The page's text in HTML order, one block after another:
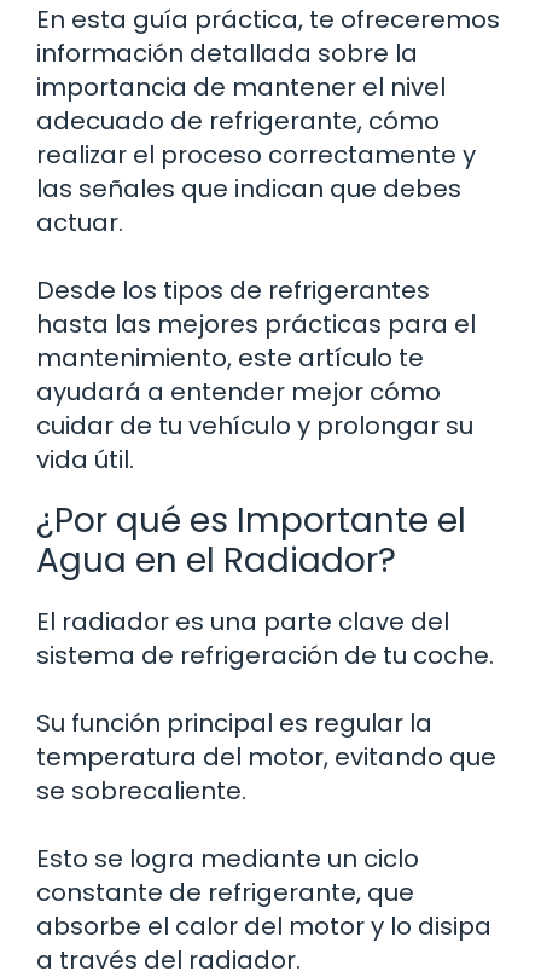
En esta guía práctica, te ofreceremos
información detallada sobre la
importancia de mantener el nivel
adecuado de refrigerante, cómo
realizar el proceso correctamente y
las señales que indican que debes
actuar.
Desde los tipos de refrigerantes
hasta las mejores prácticas para el
mantenimiento, este artículo te
ayudará a entender mejor cómo
cuidar de tu vehículo y prolongar su
vida útil.
¿Por qué es Importante el
Agua en el Radiador?
El radiador es una parte clave del
sistema de refrigeración de tu coche.
Su función principal es regular la
temperatura del motor, evitando que
se sobrecaliente.
Esto se logra mediante un ciclo
constante de refrigerante, que
absorbe el calor del motor y lo disipa
a través del radiador.